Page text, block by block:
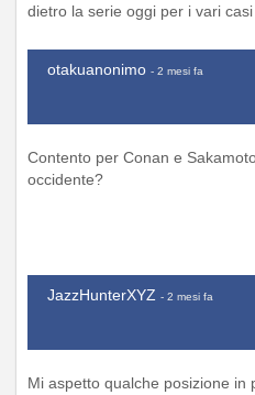
dietro la serie oggi per i vari casi
otakuanonimo - 2 mesi fa
Contento per Conan e
occidente?
JazzHunterXYZ - 2 mesi fa
Mi aspetto qualche posizione in